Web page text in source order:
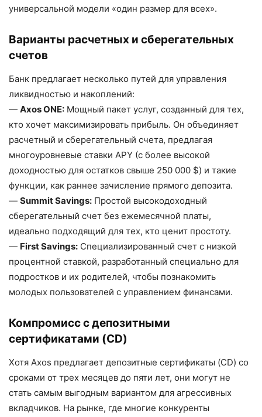
универсальной модели «один размер для всех».
Варианты расчетных и сберегательных
счетов
Банк предлагает несколько путей для управления
ликвидностью и накоплений:
— Axos ONE: Мощный пакет услуг, созданный для тех,
кто хочет максимизировать прибыль. Он объединяет
расчетный и сберегательный счета, предлагая
многоуровневые ставки APY (с более высокой
доходностью для остатков свыше 250 000 $) и такие
функции, как раннее зачисление прямого депозита.
— Summit Savings: Простой высокодоходный
сберегательный счет без ежемесячной платы,
идеально подходящий для тех, кто ценит простоту.
— First Savings: Специализированный счет с низкой
процентной ставкой, разработанный специально для
подростков и их родителей, чтобы познакомить
молодых пользователей с управлением финансами.
Компромисс с депозитными
сертификатами (CD)
Хотя Axos предлагает депозитные сертификаты (CD) со
сроками от трех месяцев до пяти лет, они могут не
стать самым выгодным вариантом для агрессивных
вкладчиков. На рынке, где многие конкуренты